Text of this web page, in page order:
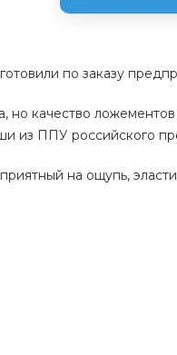
по заказу
но качество
из ППУ российского
на ощупь,